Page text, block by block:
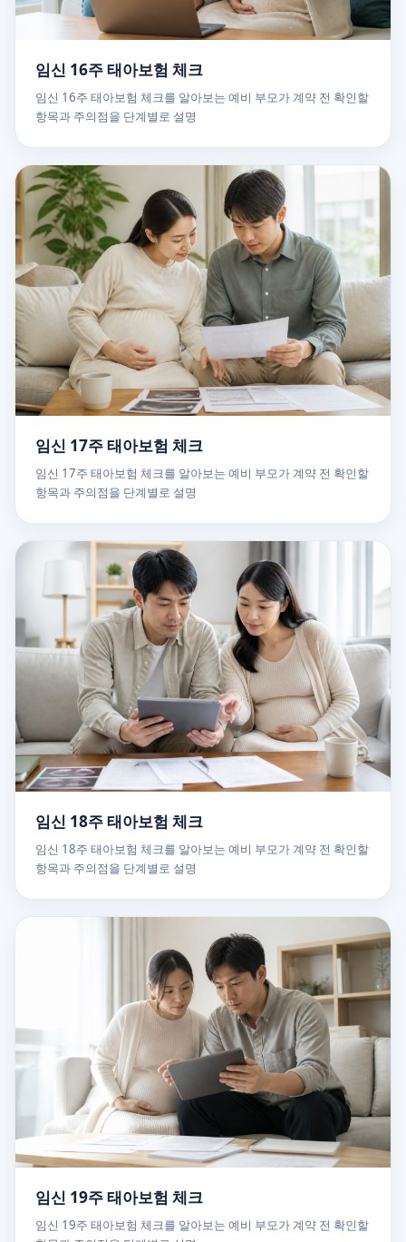
임신 16주 태아보험 체크
임신 16주 태아보험 체크를 알아보는 예비 부모가 계약 전 확인할
항목과 주의점을 단계별로 설명
임신 17주 태아보험 체크
임신 17주 태아보험 체크를 알아보는 예비 부모가 계약 전 확인할
항목과 주의점을 단계별로 설명
임신 18주 태아보험 체크
임신 18주 태아보험 체크를 알아보는 예비 부모가 계약 전 확인할
항목과 주의점을 단계별로 설명
임신 19주 태아보험 체크
임신 19주 태아보험 체크를 알아보는 예비 부모가 계약 전 확인할